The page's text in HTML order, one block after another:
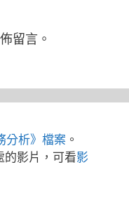
留言。
分析》檔案 。
影片，可看影